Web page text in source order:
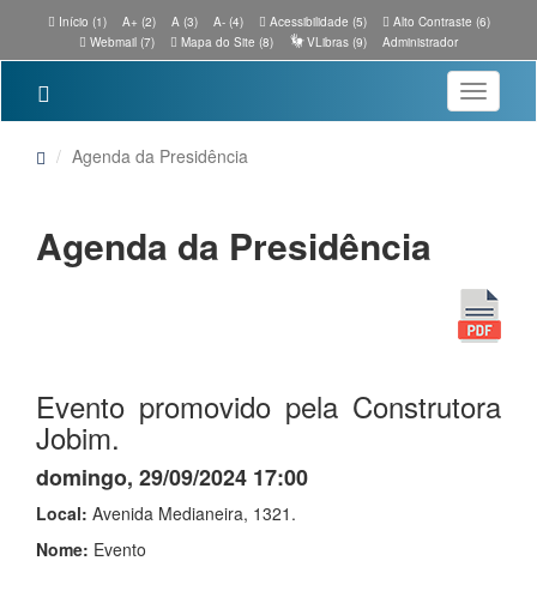
Início (1) A+ (2) A (3) A- (4) Acessibilidade (5)
Alto Contraste (6)
Webmail (7)
Mapa do Site (8) VLibras (9) Administrador
Toggle
Agenda da Presidência
Agenda da Presidência
Evento promovido pela Construtora
Jobim.
domingo, 29/09/2024 17:00
Local: Avenida Medianeira, 1321.
Nome: Evento